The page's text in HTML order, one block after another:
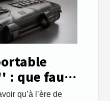
: que faut-
qu’à l’ère de